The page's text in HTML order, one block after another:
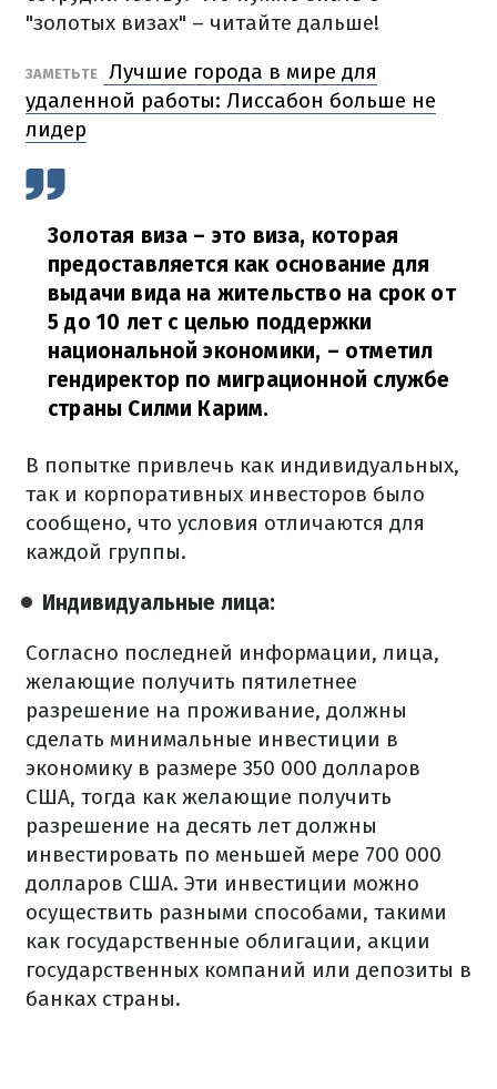
"золотых визах" – читайте дальше!
ЗАМЕТЬТЕ
Лучшие города в мире для
удаленной работы: Лиссабон больше не
лидер
Золотая виза – это виза, которая
предоставляется как основание для
выдачи вида на жительство на срок от
5 до 10 лет с целью поддержки
национальной экономики, – отметил
гендиректор по миграционной службе
страны Силми Карим.
В попытке привлечь как индивидуальных,
так и корпоративных инвесторов было
сообщено, что условия отличаются для
каждой группы.
Индивидуальные лица:
Согласно последней информации, лица,
желающие получить пятилетнее
разрешение на проживание, должны
сделать минимальные инвестиции в
экономику в размере 350 000 долларов
США, тогда как желающие получить
разрешение на десять лет должны
инвестировать по меньшей мере 700 000
долларов США. Эти инвестиции можно
осуществить разными способами, такими
как государственные облигации, акции
государственных компаний или депозиты в
банках страны.